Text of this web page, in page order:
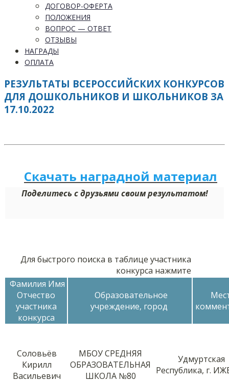
ДОГОВОР-ОФЕРТА
ПОЛОЖЕНИЯ
ВОПРОС — ОТВЕТ
ОТЗЫВЫ
НАГРАДЫ
ОПЛАТА
РЕЗУЛЬТАТЫ ВСЕРОССИЙСКИХ КОНКУРСОВ
ДЛЯ ДОШКОЛЬНИКОВ И ШКОЛЬНИКОВ ЗА
17.10.2022
Скачать наградной материал
Поделитесь с друзьями своим результатом!
Для быстрого поиска в таблице участника
конкурса нажмите
Фамилия Имя
Отчество
участника
конкурса
Образовательное
учреждение, город
Соловьёв
Кирилл
Васильевич
МБОУ СРЕДНЯЯ
ОБРАЗОВАТЕЛЬНАЯ
ШКОЛА №80
Удмуртская
Республика, г.